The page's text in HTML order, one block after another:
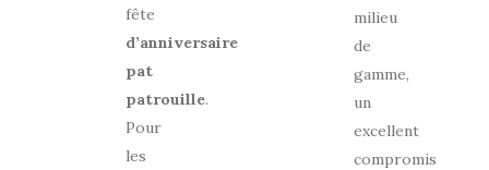
fête
d’anniversaire
pat
patrouille.
Pour
les
milieu
de
gamme,
un
excellent
compromis